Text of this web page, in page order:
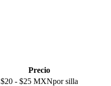
Precio
$20 - $25 MXNpor silla